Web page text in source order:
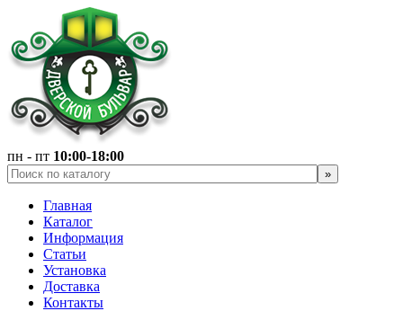
пн - пт 10:00-18:00
Главная
Каталог
Информация
Статьи
Установка
Доставка
Контакты